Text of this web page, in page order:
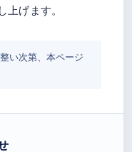
げます。
い次第、本ページ